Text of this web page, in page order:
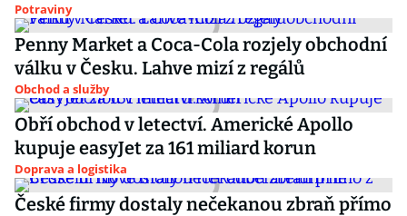
Potraviny
Penny Market a Coca-Cola rozjely obchodní
válku v Česku. Lahve mizí z regálů
Obchod a služby
Obří obchod v letectví. Americké Apollo
kupuje easyJet za 161 miliard korun
Doprava a logistika
České firmy dostaly nečekanou zbraň přímo